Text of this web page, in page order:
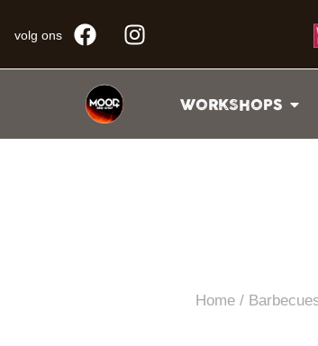
volg ons
WORKSHOPS
Home/